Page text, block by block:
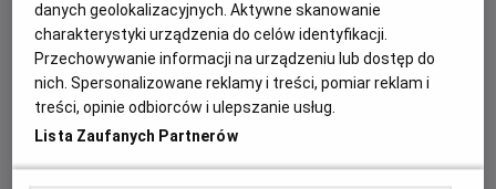
Każde miasto ma swojego Spider-Mana –
KONKURS!
danych geolokalizacyjnych. Aktywne skanowanie
charakterystyki urządzenia do celów identyfikacji.
Przechowywanie informacji na urządzeniu lub dostęp do
nich. Spersonalizowane reklamy i treści, pomiar reklam i
treści, opinie odbiorców i ulepszanie usług.
Lista Zaufanych Partnerów